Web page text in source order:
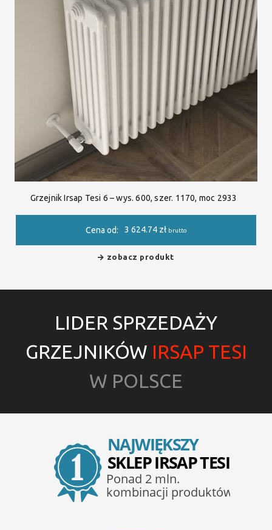
Grzejnik Irsap Tesi 6 – wys. 600, szer. 1170, moc 2933
Cena od: 3 624.74 zł brutto
zobacz produkt
LIDER SPRZEDAŻY
GRZEJNIKÓW IRSAP TESI
W POLSCE